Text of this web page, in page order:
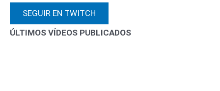
SEGUIR EN TWITCH
ÚLTIMOS VÍDEOS PUBLICADOS